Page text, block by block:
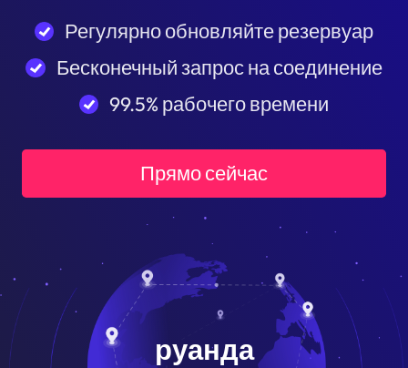
Регулярно обновляйте резервуар
Бесконечный запрос на соединение
99.5% рабочего времени
Прямо сейчас
руанда